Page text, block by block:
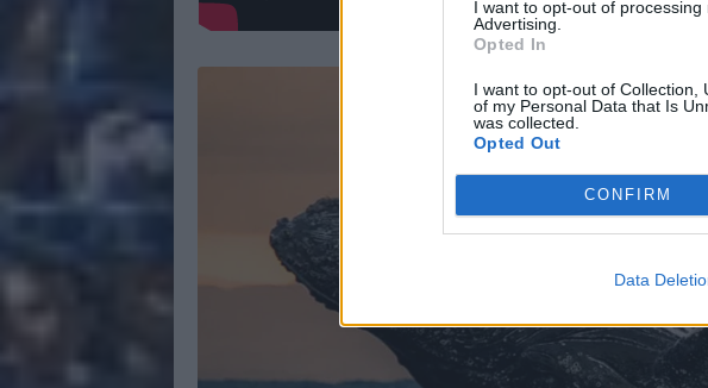
I want to opt-out of
Advertising.
Opted In
I want to opt-out of Collection,
of my Personal Data that Is
was collected.
Opted Out
CONFIRM
Data